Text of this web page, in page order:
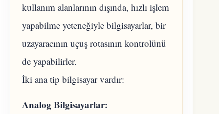
kullanım alanlarının dışında, hızlı işlem
yapabilme yeteneğiyle bilgisayarlar, bir
uzayaracının uçuş rotasının kontrolünü
de yapabilirler.
İki ana tip bilgisayar vardır:
Analog Bilgisayarlar: